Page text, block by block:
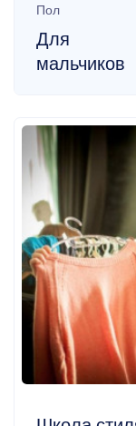
Пол
Для
мальчиков